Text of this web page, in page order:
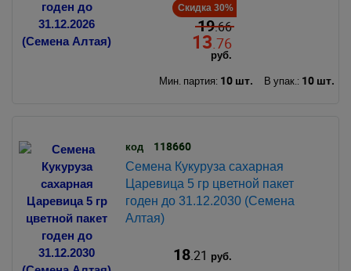
Скидка 30%
19.66
13.76
руб.
Мин. партия: 10 шт. В упак.: 10 шт.
код 118660
Семена Кукуруза сахарная
Царевица 5 гр цветной пакет
годен до 31.12.2030 (Семена
Алтая)
18.21 руб.